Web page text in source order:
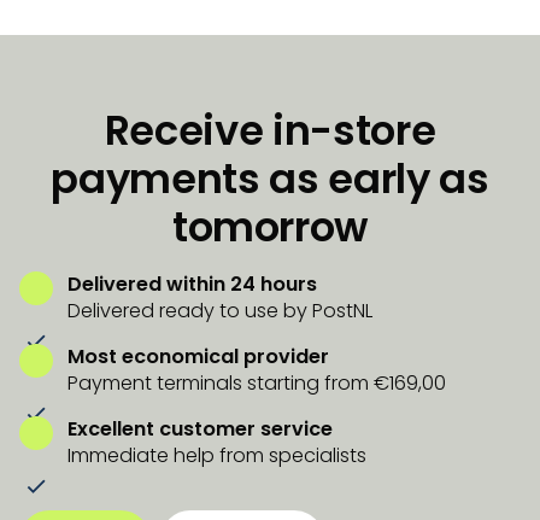
Receive in-store
payments as early as
tomorrow
Delivered within 24 hours
Delivered ready to use by PostNL
Most economical provider
Payment terminals starting from €169,00
Excellent customer service
Immediate help from specialists